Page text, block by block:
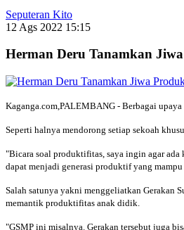
Seputeran Kito
12 Ags 2022 15:15
Herman Deru Tanamkan
Kaganga.com,PALEMBANG - Berbagai
Seperti halnya mendorong setiap sekoah
"Bicara soal produktifitas, saya ingin agar ada
dapat menjadi generasi produktif yang
Salah satunya yakni menggeliatkan Gerakan
memantik produktifitas anak didik.
"GSMP ini misalnya. Gerakan tersebut juga